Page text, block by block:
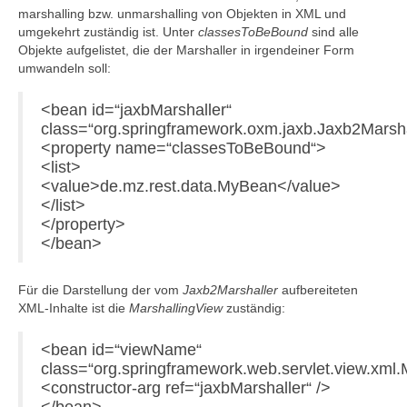
marshalling bzw. unmarshalling von Objekten in XML und
umgekehrt zuständig ist. Unter classesToBeBound sind alle
Objekte aufgelistet, die der Marshaller in irgendeiner Form
umwandeln soll:
<bean id=“jaxbMarshaller“
<property name=“classesToBeBound“>
<list>
<value>de.mz.rest.data.MyBean</value>
</list>
</property>
</bean>
Für die Darstellung der vom Jaxb2Marshaller aufbereiteten
XML-Inhalte ist die MarshallingViewzuständig:
<bean id=“viewName“
<constructor-arg ref=“jaxbMarshaller“ />